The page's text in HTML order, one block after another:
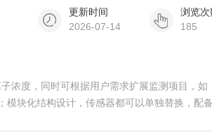
更新时间
2026-07-14
浏览次
185
浓度，同时可根据用户需求扩展监测项目，如
块化结构设计，传感器都可以单独替换，配备